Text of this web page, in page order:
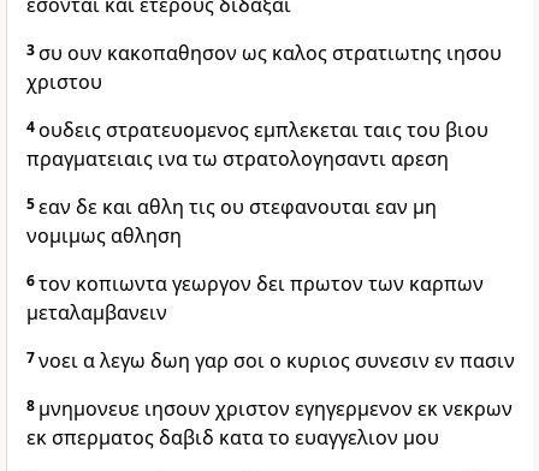
3συ ουν κακοπαθησον ως καλος στρατιωτης ιησου
χριστου
4ουδεις στρατευομενος εμπλεκεται ταις του βιου
πραγματειαις ινα τω στρατολογησαντι αρεση
5εαν δε και αθλη τις ου στεφανουται εαν μη
νομιμως αθληση
6τον κοπιωντα γεωργον δει πρωτον των καρπων
μεταλαμβανειν
7νοει α λεγω δωη γαρ σοι ο κυριος συνεσιν εν πασιν
8 μνημονευε ιησουν χριστον εγηγερμενον εκ νεκρων
εκ σπερματος δαβιδ κατα το ευαγγελιον μου